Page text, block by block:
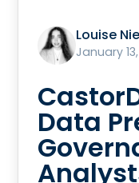
Louise
January
Data